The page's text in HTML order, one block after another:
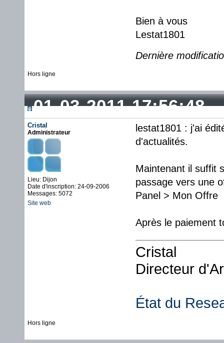
Bien à vous
Lestat1801
Dernière
Hors ligne
01-03-2011 17:56:48
Cristal
Administrateur
Lieu: Dijon
Date d'inscription: 24-09-2006
Messages: 5072
Site web
lestat1801 : j'ai
d'actualités.
Maintenant il suffit
passage vers une
Panel > Mon Offre
Après le paiement
Cristal
Directeur
État du
Hors ligne